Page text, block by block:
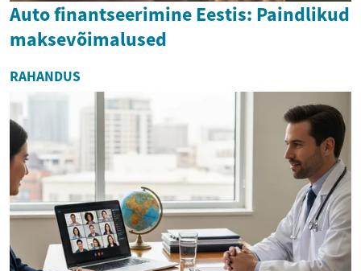
Auto finantseerimine Eestis: Paindlikud
maksevõimalused
RAHANDUS